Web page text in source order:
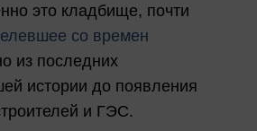
это кладбище, почти
со времен
из последних
истории до появления
и ГЭС.